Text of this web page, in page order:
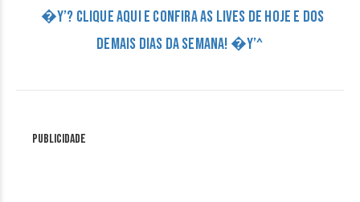
�Y’? CLIQUE AQUI E CONFIRA AS LIVES DE HOJE E DOS
DEMAIS DIAS DA SEMANA! �Y’^
Publicidade